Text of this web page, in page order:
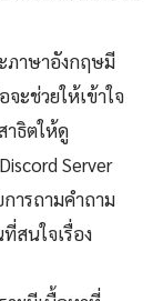
ภาษาอังกฤษมี
ะช่วยให้เข้าใจ
าธิตให้ดู
Server
ารถามคำถาม
สนใจเรื่อง